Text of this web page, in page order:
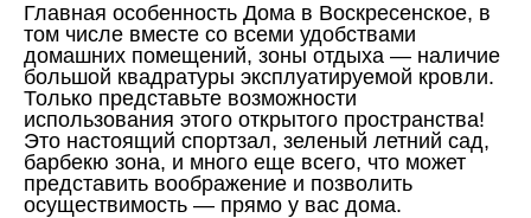
Главная особенность Дома в Воскресенское, в
том числе вместе со всеми удобствами
домашних помещений, зоны отдыха — наличие
большой квадратуры эксплуатируемой кровли.
Только представьте возможности
использования этого открытого пространства!
Это настоящий спортзал, зеленый летний сад,
барбекю зона, и много еще всего, что может
представить воображение и позволить
осуществимость — прямо у вас дома.